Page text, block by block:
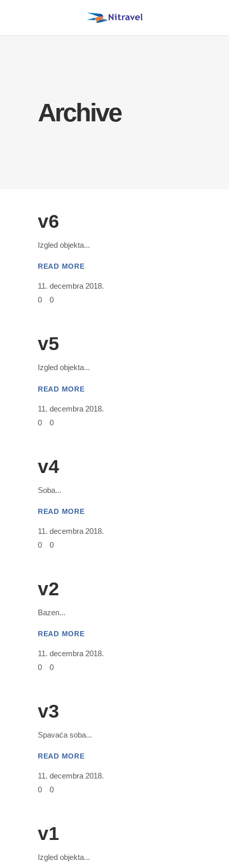
Archive
v6
Izgled objekta
READ MORE
11. decembra 2018.
0
0
v5
Izgled objekta
READ MORE
11. decembra 2018.
0
0
v4
Soba
READ MORE
11. decembra 2018.
0
0
v2
Bazen
READ MORE
11. decembra 2018.
0
0
v3
Spavaća soba
READ MORE
11. decembra 2018.
0
0
v1
Izgled objekta